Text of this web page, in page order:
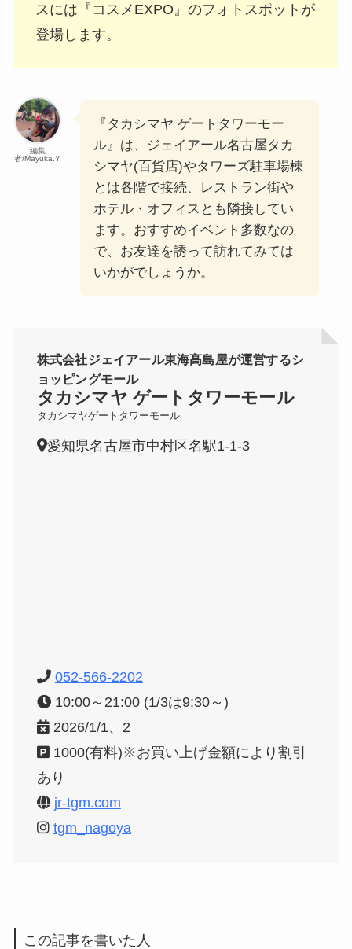
スには『コスメEXPO』のフォトスポットが
登場します。
編集
者/Mayuka.Y
『タカシマヤ ゲートタワーモー
ル』は、ジェイアール名古屋タカ
シマヤ(百貨店)やタワーズ駐車場棟
とは各階で接続、レストラン街や
ホテル・オフィスとも隣接してい
ます。おすすめイベント多数なの
で、お友達を誘って訪れてみては
いかがでしょうか。
株式会社ジェイアール東海髙島屋が運営するシ
ョッピングモール
タカシマヤ ゲートタワーモール
タカシマヤゲートタワーモール
愛知県名古屋市中村区名駅1-1-3
052-566-2202
10:00～21:00 (1/3は9:30～)
2026/1/1、2
1000(有料)※お買い上げ金額により割引
あり
jr-tgm.com
tgm_nagoya
この記事を書いた人